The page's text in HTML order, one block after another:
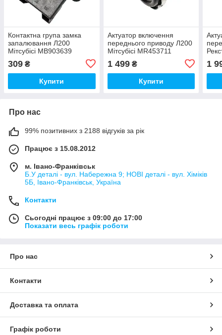
Контактна група замка
запалювання Л200
Мітсубісі MB903639
309 ₴
Купити
Актуатор включення
переднього приводу Л200
Мітсубісі MR453711
1 499₴
Купити
1
Про нас
99% позитивних з 2188 відгуків за рік
Працює з 15.08.2012
м. Івано-Франківськ
Б.У деталі - вул. Набережна 9; НОВІ деталі - вул. Хіміків
5Б, Івано-Франківськ, Україна
Контакти
Сьогодні працює з 09:00 до 17:00
Показати весь графік роботи
Про нас
Контакти
Доставка та оплата
Графік роботи